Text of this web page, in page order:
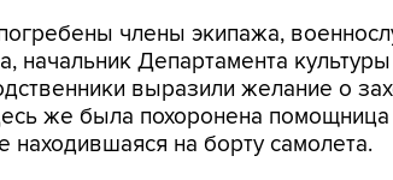
члены экипажа,
начальник Департамента
выразили желание о
же была похоронена
находившаяся на борту самолета.